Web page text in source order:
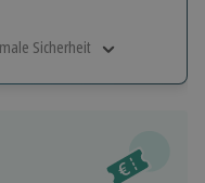
Sicherheit